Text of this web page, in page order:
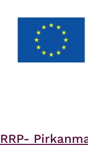
RRP-